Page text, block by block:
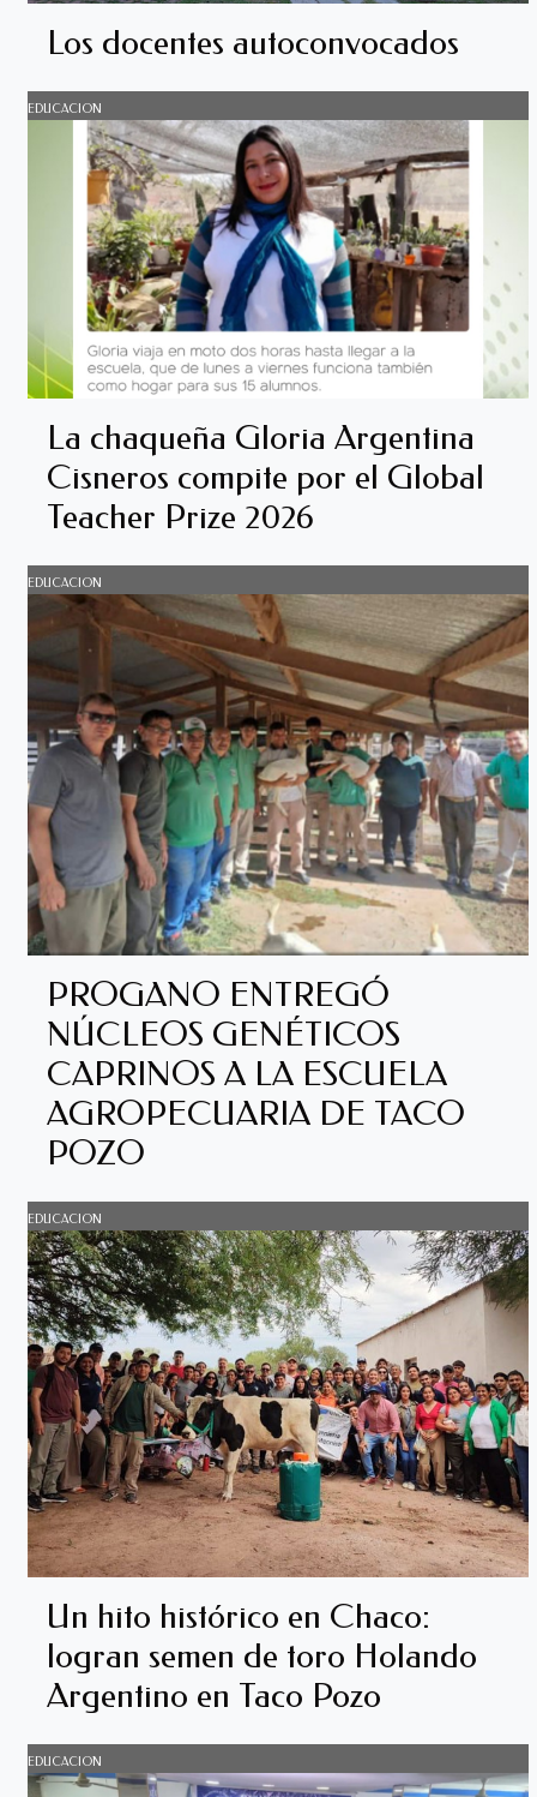
Los docentes autoconvocados
EDUCACION
La chaqueña Gloria Argentina
Cisneros compite por el Global
Teacher Prize 2026
EDUCACION
PROGANO ENTREGÓ
NÚCLEOS GENÉTICOS
CAPRINOS A LA ESCUELA
AGROPECUARIA DE TACO
POZO
EDUCACION
Un hito histórico en Chaco:
logran semen de toro Holando
Argentino en Taco Pozo
EDUCACION